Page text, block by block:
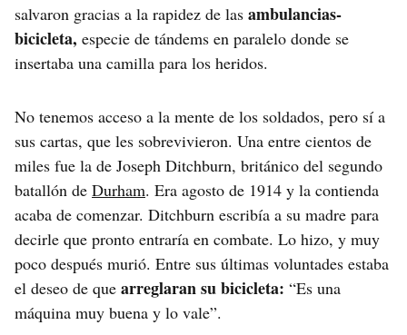
salvaron gracias a la rapidez de las ambulancias-
bicicleta, especie de tándems en paralelo donde se
insertaba una camilla para los heridos.
No tenemos acceso a la mente de los soldados, pero sí a
sus cartas, que les sobrevivieron. Una entre cientos de
miles fue la de Joseph Ditchburn, británico del segundo
batallón de Durham. Era agosto de 1914 y la contienda
acaba de comenzar. Ditchburn escribía a su madre para
decirle que pronto entraría en combate. Lo hizo, y muy
poco después murió. Entre sus últimas voluntades estaba
el deseo de que arreglaran su bicicleta: “Es una
máquina muy buena y lo vale”.